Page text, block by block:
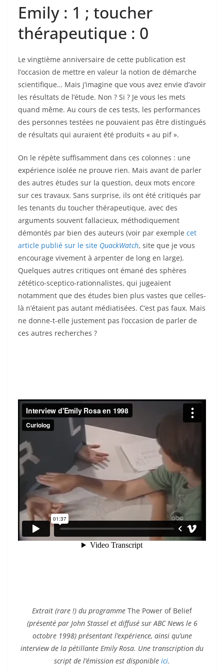
Emily : 1 ; toucher
thérapeutique : 0
Le vingtième anniversaire de cette publication est
l’occasion de mettre en valeur la notion de démarche
scientifique… Mais j’imagine que vous avez envie d’avoir
les résultats de l’étude. Non ? Si ? Je vous les mets
quand même. Au cours de ces tests, les performances
des personnes testées ne pouvaient pas être distingués
de résultats qui auraient été produits « au pif ».
On le répète suffisamment dans ces colonnes : une
expérience isolée ne prouve rien. Mais avant de parler
des autres études sur la question, deux mots encore
sur ces travaux. Sans surprise, ils ont été critiqués par
les tenants du toucher thérapeutique, avec des
arguments souvent fallacieux, méthodiquement
démontés par bien des auteurs (voir par exemple cet
article publié sur le site QuackWatch, site que je vous
encourage vivement à arpenter de long en large).
Quelques autres critiques ont émané des sphères
zétético-sceptico-rationnalistes, qui jugeaient
notamment que des études bien plus vastes que celles-
là n’étaient pas autant médiatisées. C’est pas faux. Mais
ne donne-t-elle justement pas l’occasion de parler de
ces autres recherches ?
Extrait (rare !) du programme The Power of Belief
(présenté par John Stassel et diffusé sur ABC News le 6
octobre 1998) présentant l’expérience, ainsi qu’une
interview de la pétillante Emily Rosa. Une transcription du
script de l’émission est disponible ici.